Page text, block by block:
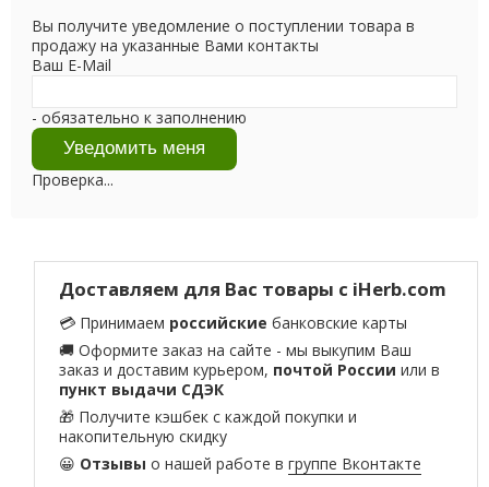
Вы получите уведомление о поступлении товара в
продажу на указанные Вами контакты
Ваш E-Mail
- обязательно к заполнению
Проверка...
Доставляем для Вас товары с iHerb.com
💳 Принимаем российские банковские карты
🚚 Оформите заказ на сайте - мы выкупим Ваш
заказ и доставим курьером, почтой России или в
пункт выдачи СДЭК
🎁 Получите кэшбек с каждой покупки и
накопительную скидку
😀 Отзывы о нашей работе вгруппе Вконтакте